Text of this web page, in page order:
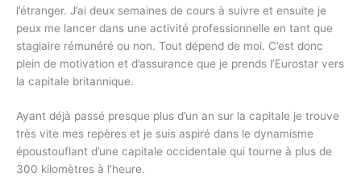
l’étranger. J’ai deux semaines de cours à suivre et ensuite je
peux me lancer dans une activité professionnelle en tant que
stagiaire rémunéré ou non. Tout dépend de moi. C’est donc
plein de motivation et d’assurance que je prends l’Eurostar vers
la capitale britannique.
Ayant déjà passé presque plus d’un an sur la capitale je trouve
très vite mes repères et je suis aspiré dans le dynamisme
époustouflant d’une capitale occidentale qui tourne à plus de
300 kilomètres à l’heure.